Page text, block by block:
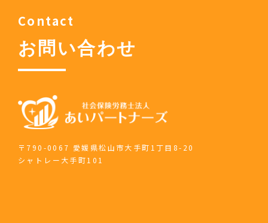
Contact
お問い合わせ
〒790-0067 愛媛県松山市大手町1丁目8-20
シャトレー大手町101